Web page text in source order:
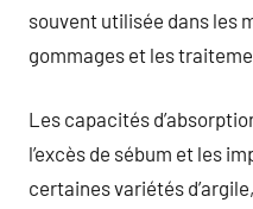
souvent utilisée dans les
gommages et les
Les capacités
l’excès de sébum et les
certaines variétés